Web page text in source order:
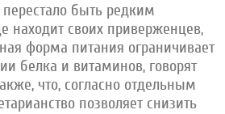
быть редким
находит своих приверженцев,
форма питания ограничивает
белка и витаминов, говорят
что, согласно отдельным
позволяет снизить